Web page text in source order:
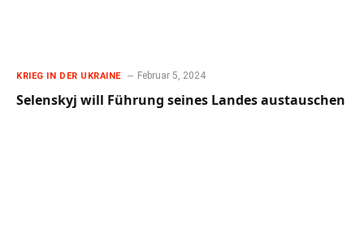
KRIEG IN DER UKRAINE Februar 5, 2024
Selenskyj will Führung seines Landes austauschen